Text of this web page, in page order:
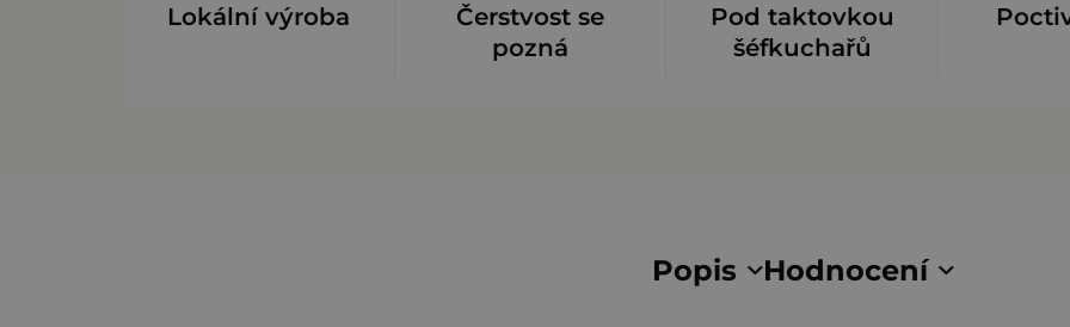
Lokální výroba
Čerstvost se
pozná
Pod taktovkou
šéfkuchařů
Popis Hodnocení